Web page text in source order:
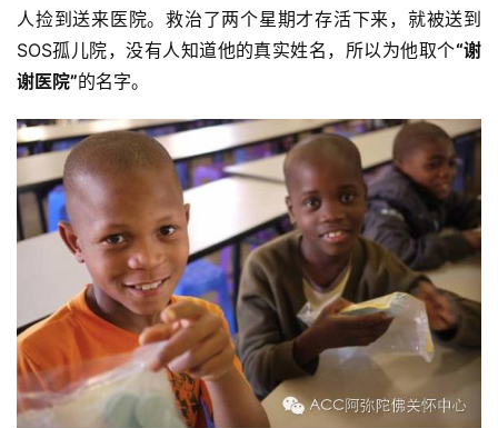
人捡到送来医院。救治了两个星期才存活下来，就被送到
SOS孤儿院，没有人知道他的真实姓名，所以为他取个“谢
谢医院”的名字。